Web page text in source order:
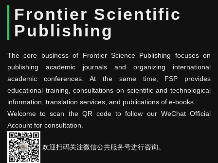
Frontier Scientific
Publishing
The core business of Frontier Science Publishing focuses on
publishing academic journals and organizing international
academic conferences. At the same time, FSP provides
educational training, consultations on scientific and technological
information, translation services, and publications of e-books.
Welcome to scan the QR code to follow our WeChat Official
Account for consultation.
欢迎扫码关注微信公共服务号进行咨询。